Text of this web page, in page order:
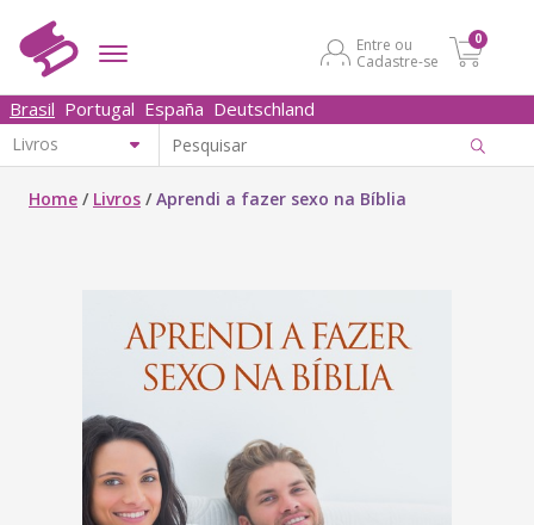
Entre ou
Cadastre-se
0
Brasil Portugal España Deutschland
Home / Livros /Aprendi a fazer sexo na Bíblia